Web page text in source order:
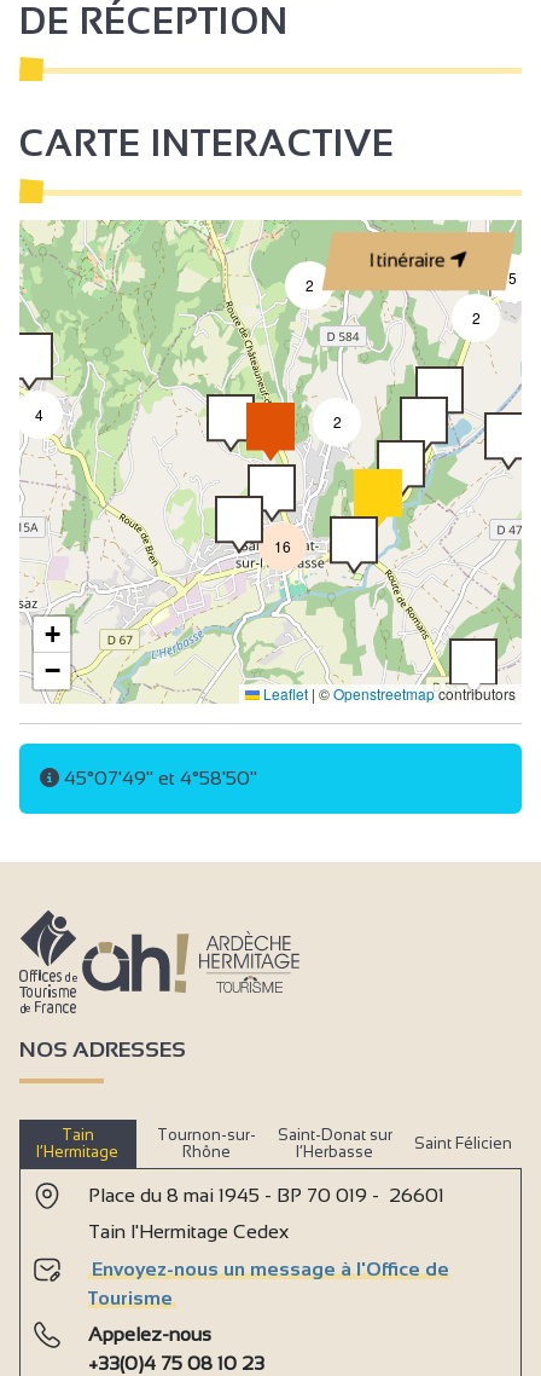
DE RÉCEPTION
CARTE INTERACTIVE
Itinéraire
4
2
16
2
2
5
+
−
Leaflet | ©Openstreetmapcontributors
45°07'49" et 4°58'50"
NOS ADRESSES
Tain
l’Hermitage
Tournon-sur-
Rhône
Saint-Donat sur
l’Herbasse
Saint Félicien
Place du 8 mai 1945 - BP 70 019 - 26601
Tain l'Hermitage Cedex
Envoyez-nous un message à l'Office de
Tourisme
Appelez-nous
+33(0)4 75 08 10 23